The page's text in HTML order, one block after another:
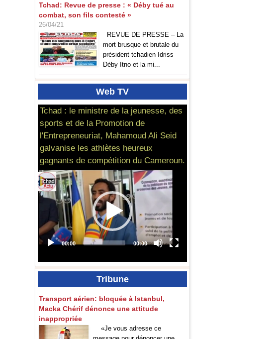
Tchad: Revue de presse : « Déby tué au
combat, son fils contesté »
26/04/21
REVUE DE PRESSE – La
mort brusque et brutale du
président tchadien Idriss
Déby Itno et la mi...
Web TV
Tchad : le ministre de la jeunesse, des
sports et de la Promotion de
l'Entrepreneuriat, Mahamoud Ali Seid
galvanise les athlètes heureux
gagnants de compétition du Cameroun.
Tribune
Transport aérien: bloquée à Istanbul,
Macka Chérif dénonce une attitude
inappropriée
«Je vous adresse ce